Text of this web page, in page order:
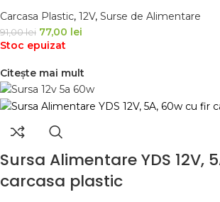
Carcasa Plastic, 12V, Surse de Alimentare
91,00lei 77,00 lei
Stoc epuizat
Citește mai mult
Sursa Alimentare YDS 12V,
carcasa plastic